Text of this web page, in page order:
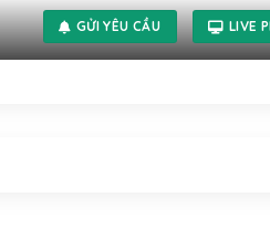
GỬI YÊU CẦU LIVE